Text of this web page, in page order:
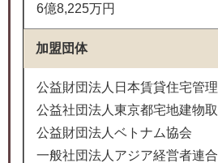
6億8,225万円
加盟団体
公益財団法人日本賃貸住宅管
公益社団法人東京都宅地建物
公益財団法人ベトナム協会
一般社団法人アジア経営者連